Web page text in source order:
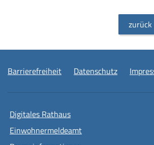
zurück
Barrierefreiheit Datenschutz
Digitales Rathaus
Einwohnermeldeamt